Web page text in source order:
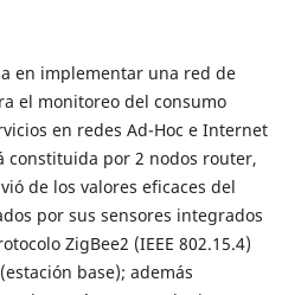
en implementar una red de
el monitoreo del consumo
en redes Ad-Hoc e Internet
constituida por 2 nodos router,
de los valores eficaces del
por sus sensores integrados
ZigBee2 (IEEE 802.15.4)
base); además